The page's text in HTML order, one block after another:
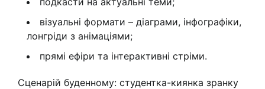
візуальні формати – діаграми, інфографіки,
лонгріди з анімаціями;
прямі ефіри та інтерактивні стріми.
Сценарій буденному: студентка-киянка зранку